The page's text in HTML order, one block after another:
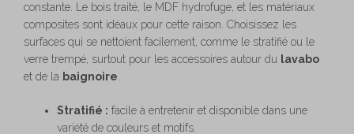
constante. Le bois traité, le MDF hydrofuge, et les matériaux
composites sont idéaux pour cette raison. Choisissez les
surfaces qui se nettoient facilement, comme le stratifié ou le
verre trempé, surtout pour les accessoires autour du lavabo
et de la baignoire.
Stratifié : facile à entretenir et disponible dans une
variété de couleurs et motifs.